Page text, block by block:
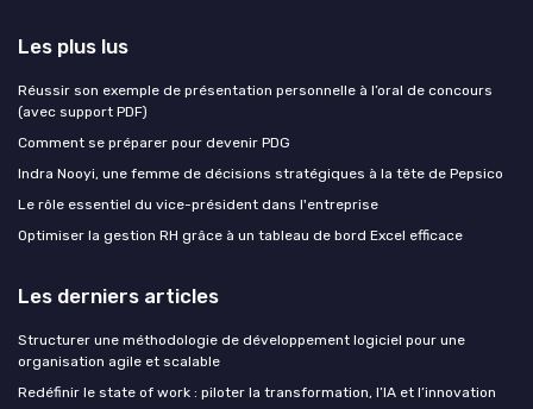
Les plus lus
Réussir son exemple de présentation personnelle à l’oral de concours
(avec support PDF)
Comment se préparer pour devenir PDG
Indra Nooyi, une femme de décisions stratégiques à la tête de Pepsico
Le rôle essentiel du vice-président dans l'entreprise
Optimiser la gestion RH grâce à un tableau de bord Excel efficace
Les derniers articles
Structurer une méthodologie de développement logiciel pour une
organisation agile et scalable
Redéfinir le state of work : piloter la transformation, l’IA et l’innovation